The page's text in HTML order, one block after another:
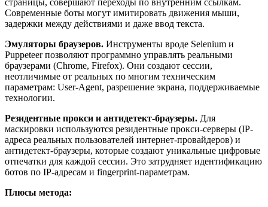
страницы, совершают переходы по внутренним ссылкам.
Современные боты могут имитировать движения мыши,
задержки между действиями и даже ввод текста.
Эмуляторы браузеров. Инструменты вроде Selenium и
Puppeteer позволяют программно управлять реальными
браузерами (Chrome, Firefox). Они создают сессии,
неотличимые от реальных по многим техническим
параметрам: User-Agent, разрешение экрана, поддерживаемые
технологии.
Резидентные прокси и антидетект-браузеры. Для
маскировки используются резидентные прокси-серверы (IP-
адреса реальных пользователей интернет-провайдеров) и
антидетект-браузеры, которые создают уникальные цифровые
отпечатки для каждой сессии. Это затрудняет идентификацию
ботов по IP-адресам и fingerprint-параметрам.
Плюсы метода: